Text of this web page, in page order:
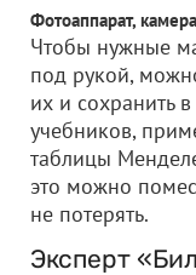
Фотоаппарат, камера
Чтобы нужные
под рукой,
их и сохранить
учебников,
таблицы
это можно
не потерять.
Эксперт